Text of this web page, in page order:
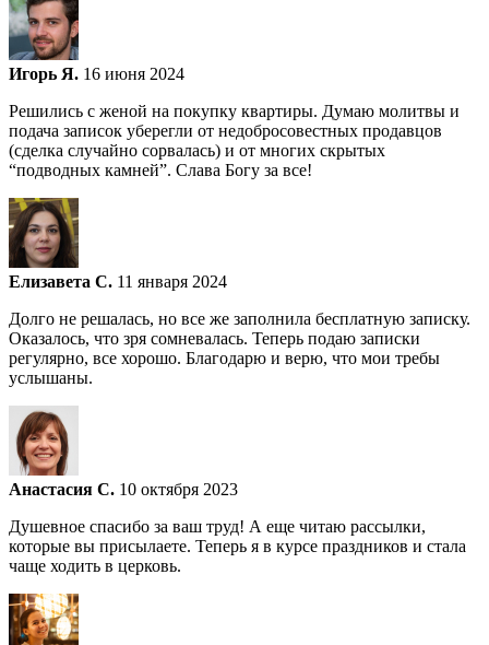
Игорь Я. 16 июня 2024
Решились с женой на покупку квартиры. Думаю молитвы и
подача записок уберегли от недобросовестных продавцов
(сделка случайно сорвалась) и от многих скрытых
“подводных камней”. Слава Богу за все!
Елизавета С. 11 января 2024
Долго не решалась, но все же заполнила бесплатную записку.
Оказалось, что зря сомневалась. Теперь подаю записки
регулярно, все хорошо. Благодарю и верю, что мои требы
услышаны.
Анастасия С. 10 октября 2023
Душевное спасибо за ваш труд! А еще читаю рассылки,
которые вы присылаете. Теперь я в курсе праздников и стала
чаще ходить в церковь.